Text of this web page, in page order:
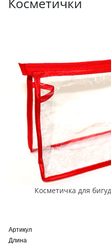
Косметичка для
Артикул
Длина